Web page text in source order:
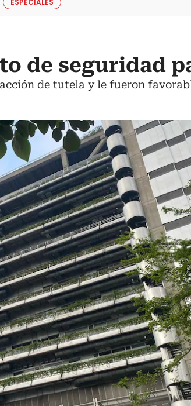
ESPECIALES
de seguridad
de tutela y le fueron